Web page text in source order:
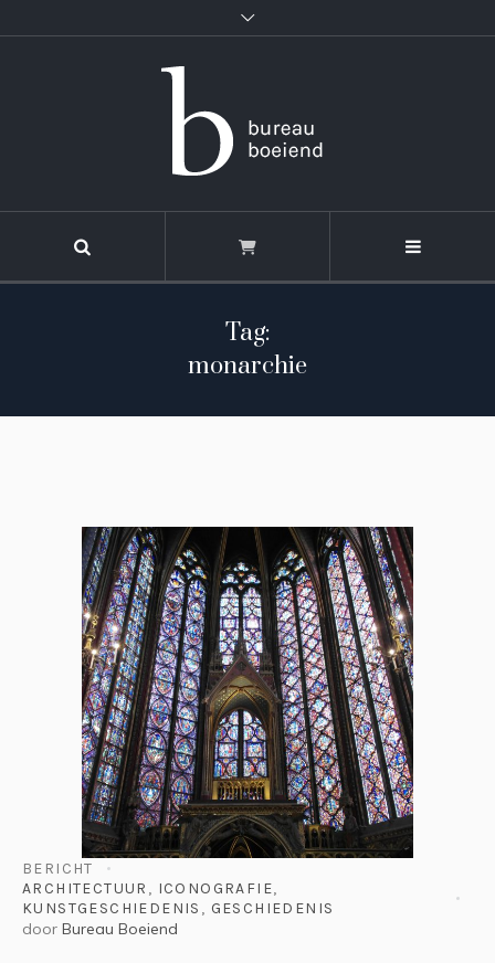
Tag:
monarchie
BERICHT
ARCHITECTUUR , ICONOGRAFIE,
KUNSTGESCHIEDENIS , GESCHIEDENIS
door Bureau Boeiend